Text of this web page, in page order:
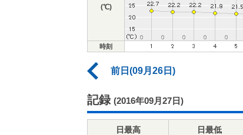
(℃)
時刻
前日(09月26日)
記録 (2016年09月27日)
日最高
日最低